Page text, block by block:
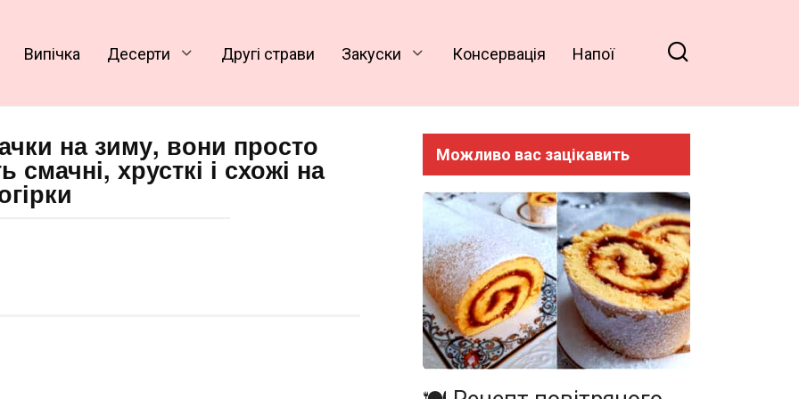
Випічка Десерти Другі страви Закуски Консервація Напої
на зиму, вони просто
смачні, хрусткі і схожі на Можливо вас зацікавить